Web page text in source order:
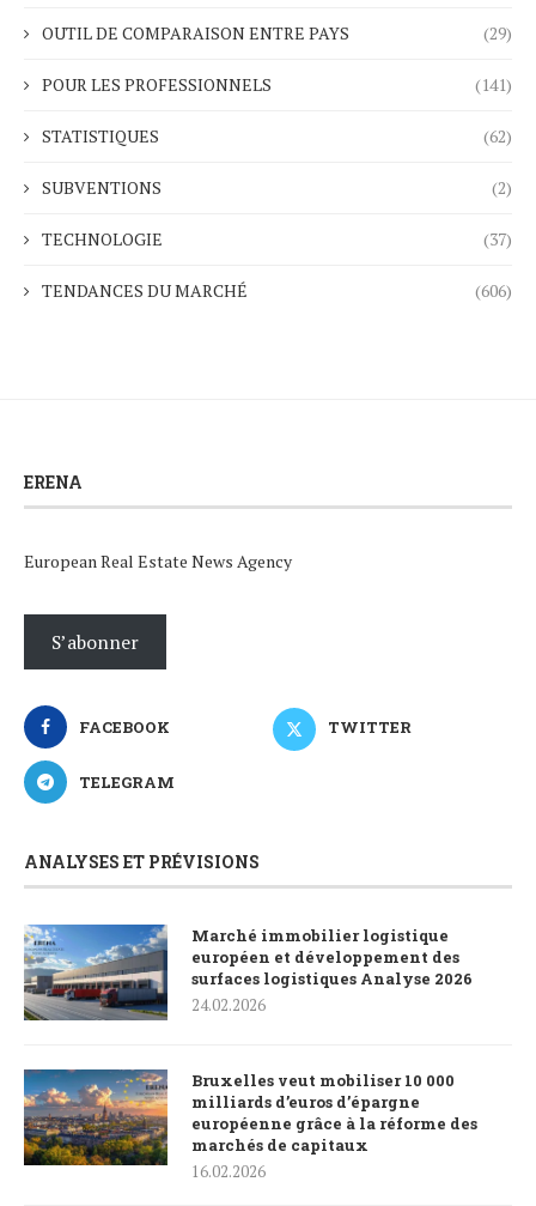
OUTIL DE COMPARAISON ENTRE PAYS (29)
POUR LES PROFESSIONNELS (141)
STATISTIQUES (62)
SUBVENTIONS (2)
TECHNOLOGIE (37)
TENDANCES DU MARCHÉ (606)
ERENA
European Real Estate News Agency
S’abonner
FACEBOOK TWITTER
TELEGRAM
ANALYSES ET PRÉVISIONS
Marché immobilier logistique
européen et développement des
surfaces logistiques Analyse 2026
24.02.2026
Bruxelles veut mobiliser 10 000
milliards d’euros d’épargne
européenne grâce à la réforme des
marchés de capitaux
16.02.2026